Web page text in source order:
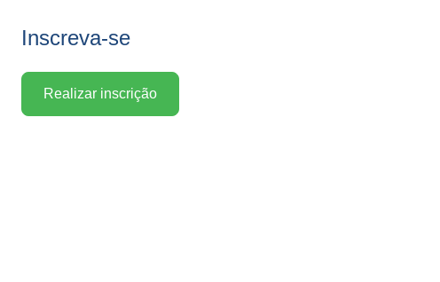
Inscreva-se
Realizar inscrição